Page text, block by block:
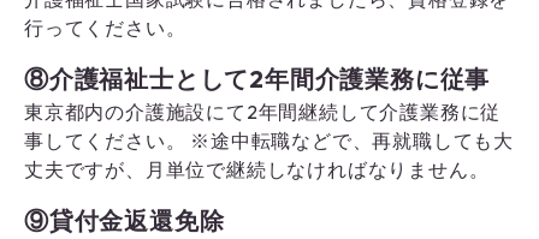
行ってください。
⑧介護福祉士として2年間介護業務に従事
東京都内の介護施設にて2年間継続して介護業務に従
事してください。 ※途中転職などで、再就職しても大
丈夫ですが、月単位で継続しなければなりません。
⑨貸付金返還免除